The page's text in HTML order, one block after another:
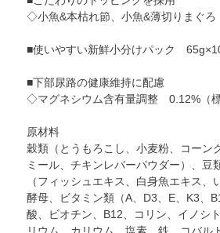
◇小魚&本枯れ節、小魚&薄切りまぐろ
■使いやすい新鮮小分けパック
■下部尿路の健康維持に配慮
◇マグネシウム含有量調整 0.12%（標
原材料
穀類（とうもろこし、小麦粉、コーン
ミール、チキンレバーパウダー）、
（フィッシュエキス、白身魚エキス
酵母、ビタミン類（A、D3、E、K3、
酸、ビオチン、B12、コリン、イノシ